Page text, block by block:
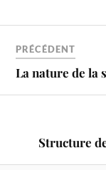
PRÉCÉDENT
La nature de la
Structure